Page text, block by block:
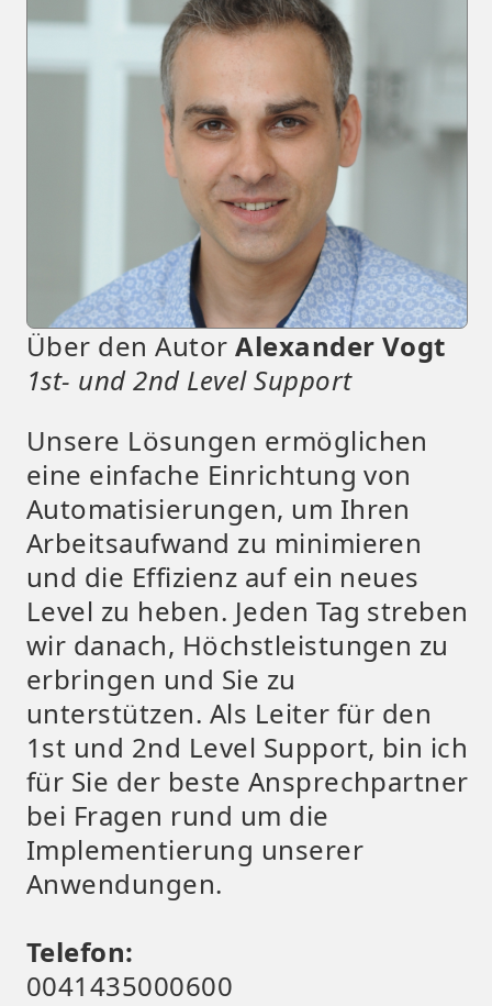
Über den AutorAlexander Vogt
1st- und 2nd Level Support
Unsere Lösungen ermöglichen
eine einfache Einrichtung von
Automatisierungen, um Ihren
Arbeitsaufwand zu minimieren
und die Effizienz auf ein neues
Level zu heben. Jeden Tag streben
wir danach, Höchstleistungen zu
erbringen und Sie zu
unterstützen. Als Leiter für den
1st und 2nd Level Support, bin ich
für Sie der beste Ansprechpartner
bei Fragen rund um die
Implementierung unserer
Anwendungen.
Telefon:
0041435000600